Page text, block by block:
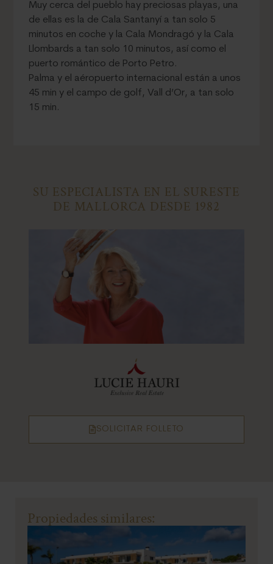
Muy cerca del pueblo hay preciosas playas, una
de ellas es la de Cala Santanyí a tan solo 5
minutos en coche y la Cala Mondragó y la Cala
Llombards a tan solo 10 minutos, así como el
puerto romántico de Porto Petro.
Palma y el aéropuerto internacional están a unos
45 min y el campo de golf, Vall d’Or, a tan solo
15 min.
SU ESPECIALISTA EN EL SURESTE
DE MALLORCA DESDE 1982
SOLICITAR FOLLETO
Propiedades similares: